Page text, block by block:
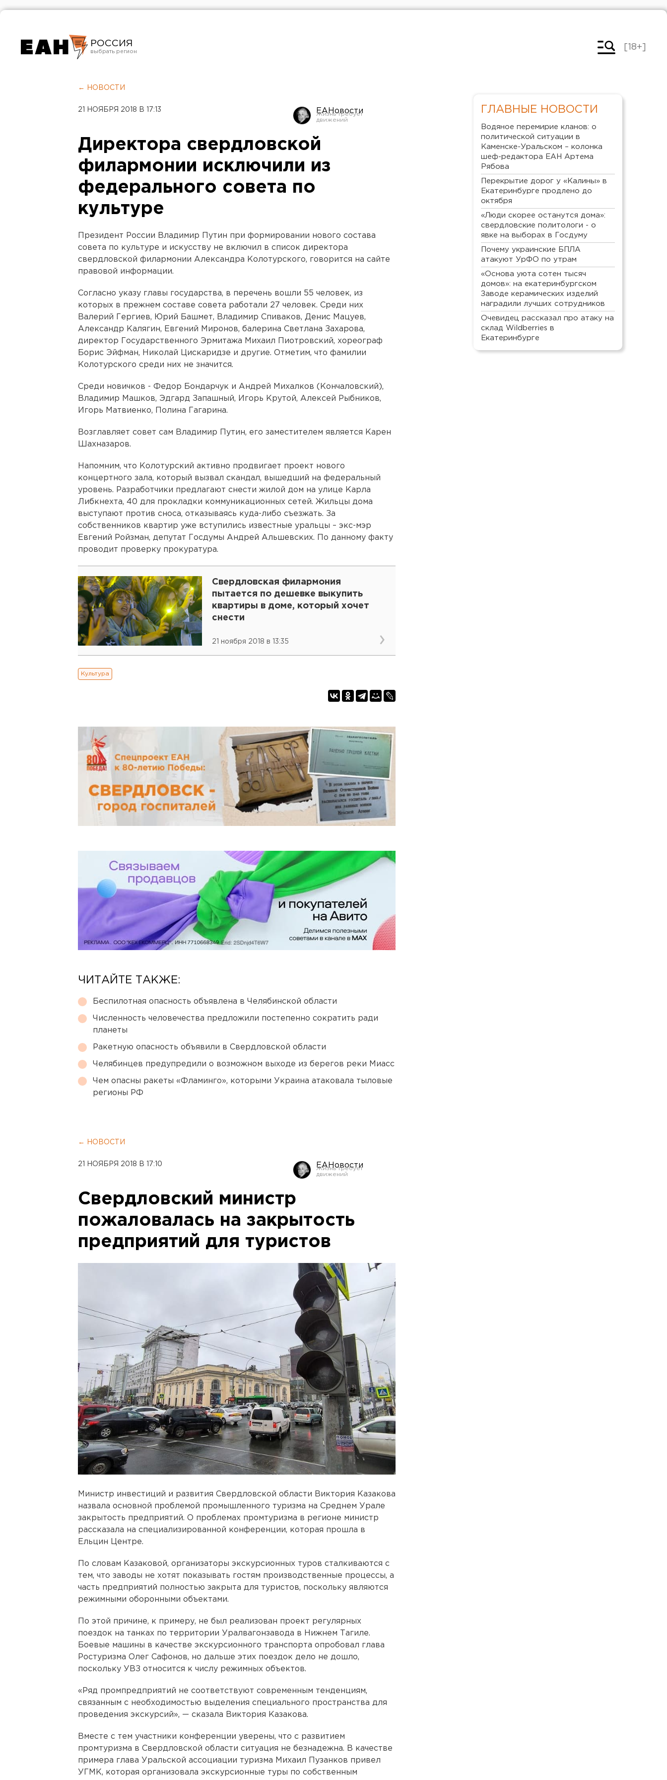
РОССИЯ
Челябинск
[18+]
← НОВОСТИ
21 НОЯБРЯ 2018 В 17:13 ЕАНовости
Директора свердловской
филармонии исключили из
федерального совета по
культуре
Президент России Владимир Путин при формировании нового состава
совета по культуре и искусству не включил в список директора
свердловской филармонии Александра Колотурского, говорится на сайте
правовой информации.
Согласно указу главы государства, в перечень вошли 55 человек, из
которых в прежнем составе совета работали 27 человек. Среди них
Валерий Гергиев, Юрий Башмет, Владимир Спиваков, Денис Мацуев,
Александр Калягин, Евгений Миронов, балерина Светлана Захарова,
директор Государственного Эрмитажа Михаил Пиотровский, хореограф
Борис Эйфман, Николай Цискаридзе и другие. Отметим, что фамилии
Колотурского среди них не значится.
Среди новичков - Федор Бондарчук и Андрей Михалков (Кончаловский),
Владимир Машков, Эдгард Запашный, Игорь Крутой, Алексей Рыбников,
Игорь Матвиенко, Полина Гагарина.
Возглавляет совет сам Владимир Путин, его заместителем является Карен
Шахназаров.
Напомним, что Колотурский активно продвигает проект нового
концертного зала, который вызвал скандал, вышедший на федеральный
уровень. Разработчики предлагают снести жилой дом на улице Карла
Либкнехта, 40 для прокладки коммуникационных сетей. Жильцы дома
выступают против сноса, отказываясь куда-либо съезжать. За
собственников квартир уже вступились известные уральцы – экс-мэр
Евгений Ройзман, депутат Госдумы Андрей Альшевских. По данному факту
проводит проверку прокуратура.
Свердловская филармония
пытается по дешевке выкупить
квартиры в доме, который хочет
снести
21 ноября 2018 в 13:35
Культура
ЧИТАЙТЕ ТАКЖЕ:
Беспилотная опасность объявлена в Челябинской области
Численность человечества предложили постепенно сократить ради
планеты
Ракетную опасность объявили в Свердловской области
Челябинцев предупредили о возможном выходе из берегов реки Миасс
Чем опасны ракеты «Фламинго», которыми Украина атаковала тыловые
регионы РФ
← НОВОСТИ
21 НОЯБРЯ 2018 В 17:10 ЕАНовости
Свердловский министр
пожаловалась на закрытость
предприятий для туристов
Министр инвестиций и развития Свердловской области Виктория Казакова
назвала основной проблемой промышленного туризма на Среднем Урале
закрытость предприятий. О проблемах промтуризма в регионе министр
рассказала на специализированной конференции, которая прошла в
Ельцин Центре.
По словам Казаковой, организаторы экскурсионных туров сталкиваются с
тем, что заводы не хотят показывать гостям производственные процессы, а
часть предприятий полностью закрыта для туристов, поскольку являются
режимными оборонными объектами.
По этой причине, к примеру, не был реализован проект регулярных
поездок на танках по территории Уралвагонзавода в Нижнем Тагиле.
Боевые машины в качестве экскурсионного транспорта опробовал глава
Ростуризма Олег Сафонов, но дальше этих поездок дело не дошло,
поскольку УВЗ относится к числу режимных объектов.
«Ряд промпредприятий не соответствуют современным тенденциям,
связанным с необходимостью выделения специального пространства для
проведения экскурсий», — сказала Виктория Казакова.
Вместе с тем участники конференции уверены, что с развитием
промтуризма в Свердловской области ситуация не безнадежна. В качестве
примера глава Уральской ассоциации туризма Михаил Пузанков привел
УГМК, которая организовала экскурсионные туры по собственным
ГЛАВНЫЕ НОВОСТИ
Водяное перемирие кланов: о
политической ситуации в
Каменске-Уральском – колонка
шеф-редактора ЕАН Артема
Рябова
Перекрытие дорог у «Калины» в
Екатеринбурге продлено до
октября
«Люди скорее останутся дома»:
свердловские политологи - о
явке на выборах в Госдуму
Почему украинские БПЛА
атакуют УрФО по утрам
«Основа уюта сотен тысяч
домов»: на екатеринбургском
Заводе керамических изделий
наградили лучших сотрудников
Очевидец рассказал про атаку на
склад Wildberries в
Екатеринбурге